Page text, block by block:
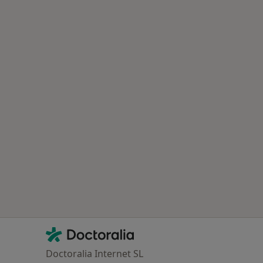
Contacto
Doctoralia - Homepage
Doctoralia Internet SL